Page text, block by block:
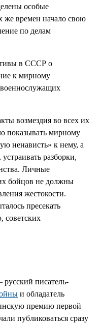
особые
же времен начало свою
по делам
в СССР о
к мирному
возмездия во всех их
показывать мирному
ненависть» к нему, а
разборки,
Личные
бойцов не должны
жестокости.
пресекать
советских
русский писатель-
и обладатель
премию первой
публиковаться сразу